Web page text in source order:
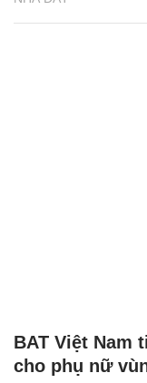
BAT Việt Nam
cho phụ nữ